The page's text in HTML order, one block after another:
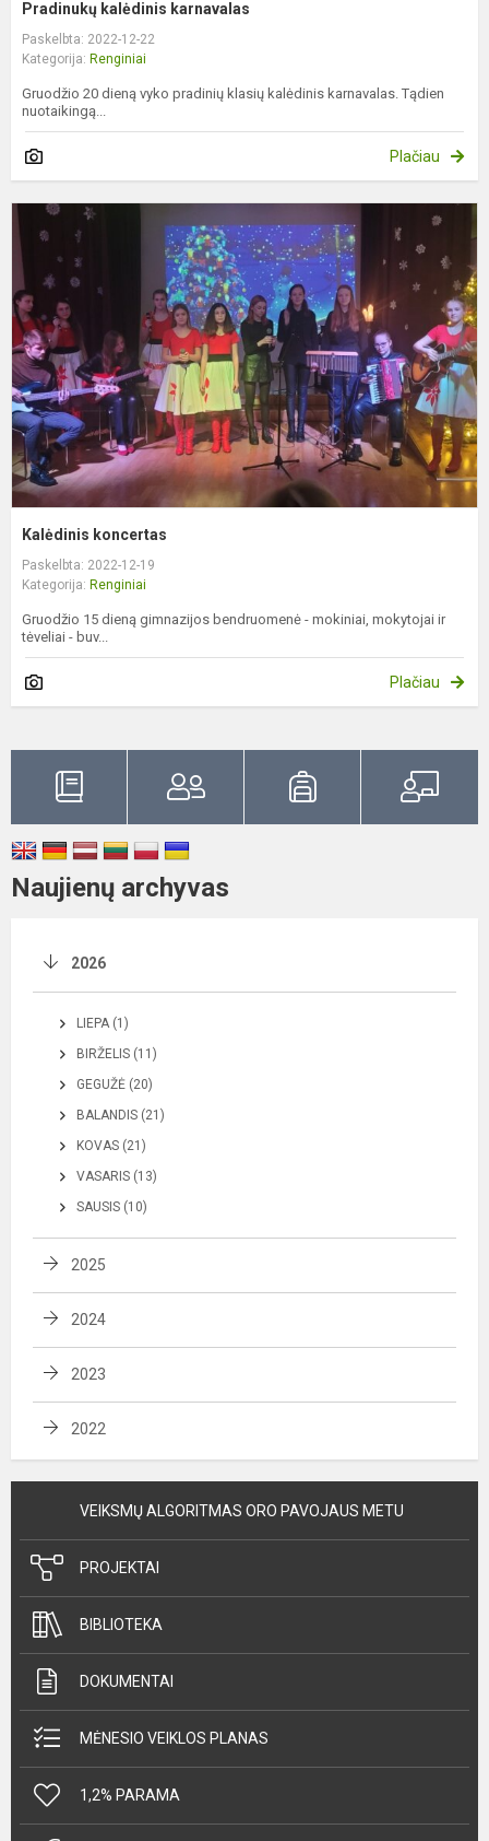
Pradinukų kalėdinis karnavalas
Paskelbta: 2022-12-22
Kategorija: Renginiai
Gruodžio 20 dieną vyko pradinių klasių kalėdinis karnavalas. Tądien
nuotaikingą...
Plačiau
Kalėdinis koncertas
Paskelbta: 2022-12-19
Kategorija: Renginiai
Gruodžio 15 dieną gimnazijos bendruomenė - mokiniai, mokytojai ir
tėveliai - buv...
Plačiau
Naujienų archyvas
2026
LIEPA (1)
BIRŽELIS (11)
GEGUŽĖ (20)
BALANDIS (21)
KOVAS (21)
VASARIS (13)
SAUSIS (10)
2025
2024
2023
2022
VEIKSMŲ ALGORITMAS ORO PAVOJAUS METU
PROJEKTAI
BIBLIOTEKA
DOKUMENTAI
MĖNESIO VEIKLOS PLANAS
1,2% PARAMA